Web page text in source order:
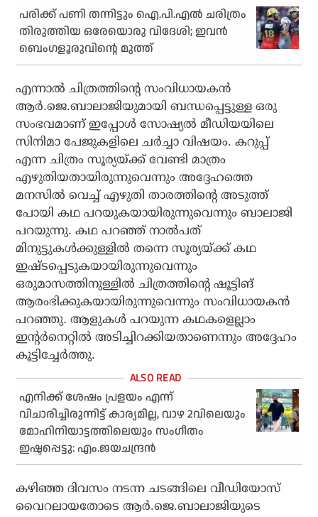
പരിക്ക് പണി തന്നിട്ടും ഐ.പി.എല്‍ ചരിത്രം
തിരുത്തിയ ഒരേയൊരു വിദേശി; ഇവന്‍
ബെംഗളൂരുവിന്റെ മുത്ത്
എന്നാല്‍ ചിത്രത്തിന്റെ സംവിധായകന്‍
ആര്‍.ജെ.ബാലാജിയുമായി ബന്ധപ്പെട്ടുള്ള ഒരു
സംഭവമാണ് ഇപ്പോള്‍ സോഷ്യല്‍ മീഡിയയിലെ
സിനിമാ പേജുകളിലെ ചര്‍ച്ചാ വിഷയം. കറുപ്പ്
എന്ന ചിത്രം സൂര്യയ്ക്ക് വേണ്ടി മാത്രം
എഴുതിയതായിരുന്നുവെന്നും അദ്ദേഹത്തെ
മനസില്‍ വെച്ച് എഴുതി താരത്തിന്റെ അടുത്ത്
പോയി കഥ പറയുകയായിരുന്നുവെന്നും ബാലാജി
പറയുന്നു. കഥ പറഞ്ഞ് നാല്‍പത്
മിനുട്ടുകള്‍ക്കുള്ളില്‍ തന്നെ സൂര്യയ്ക്ക് കഥ
ഇഷ്ടപ്പെടുകയായിരുന്നുവെന്നും
ഒരുമാസത്തിനുള്ളില്‍ ചിത്രത്തിന്റെ ഷൂട്ടിങ്
ആരംഭിക്കുകയായിരുന്നുവെന്നും സംവിധായകന്‍
പറഞ്ഞു. ആളുകള്‍ പറയുന്ന കഥകളെല്ലാം
ഇന്റര്‍നെറ്റില്‍ അടിച്ചിറക്കിയതാണെന്നും അദ്ദേഹം
കൂട്ടിച്ചേര്‍ത്തു.
എനിക്ക് ശേഷം പ്രളയം എന്ന്
വിചാരിച്ചിരുന്നിട്ട് കാര്യമില്ല, വാഴ 2വിലെയും
മോഹിനിയാട്ടത്തിലെയും സംഗീതം
ഇഷ്ടപ്പെട്ടു: എം.ജയചന്ദ്രന്‍
കഴിഞ്ഞ ദിവസം നടന്ന ചടങ്ങിലെ വീഡിയോസ്
വൈറലായതോടെ ആര്‍.ജെ.ബാലാജിയുടെ